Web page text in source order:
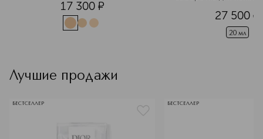
17 300 ¤
27 500 ¤
20 мл
Лучшие продажи
БЕСТСЕЛЛЕР БЕСТСЕЛЛЕР